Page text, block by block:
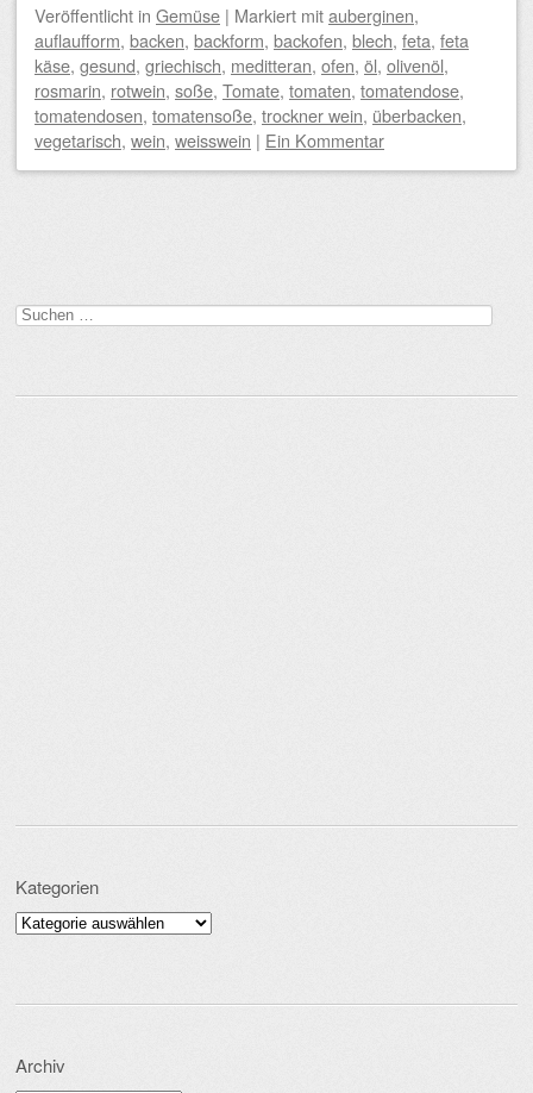
Veröffentlicht in Gemüse | Markiert mitauberginen,
auflaufform, backen, backform, backofen, blech, feta, feta
käse, gesund, griechisch, meditteran, ofen, öl, olivenöl,
rosmarin, rotwein, soße, Tomate, tomaten, tomatendose,
tomatendosen, tomatensoße, trockner wein, überbacken,
vegetarisch, wein, weisswein | Ein Kommentar
Suchen
nach:
Kategorien
Kategorien
Archiv